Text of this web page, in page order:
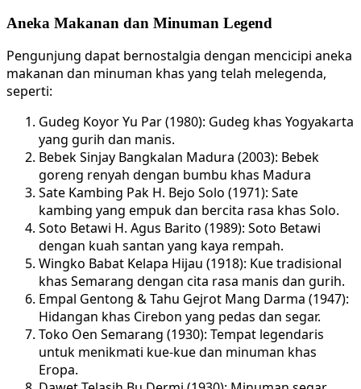
Aneka Makanan dan Minuman Legend
Pengunjung dapat bernostalgia dengan mencicipi aneka
makanan dan minuman khas yang telah melegenda,
seperti:
Gudeg Koyor Yu Par (1980): Gudeg khas Yogyakarta
yang gurih dan manis.
Bebek Sinjay Bangkalan Madura (2003): Bebek
goreng renyah dengan bumbu khas Madura
Sate Kambing Pak H. Bejo Solo (1971): Sate
kambing yang empuk dan bercita rasa khas Solo.
Soto Betawi H. Agus Barito (1989): Soto Betawi
dengan kuah santan yang kaya rempah.
Wingko Babat Kelapa Hijau (1918): Kue tradisional
khas Semarang dengan cita rasa manis dan gurih.
Empal Gentong & Tahu Gejrot Mang Darma (1947):
Hidangan khas Cirebon yang pedas dan segar.
Toko Oen Semarang (1930): Tempat legendaris
untuk menikmati kue-kue dan minuman khas
Eropa.